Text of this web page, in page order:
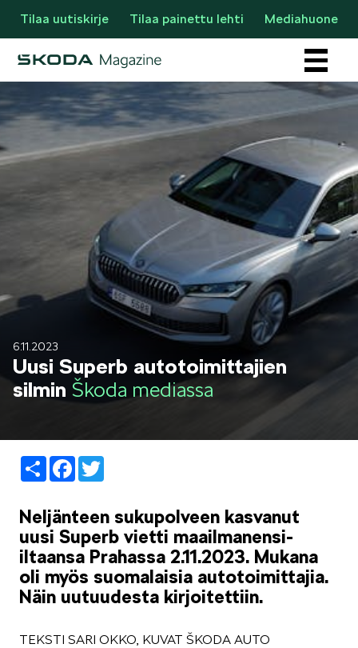
Tilaa uutiskirje Tilaa painettu lehti Mediahuone
Osastot
AJANKOHTAISTA & UUTTA
LIFESTYLE
6.11.2023
Uusi Superb autotoimittajien
silmin Škoda mediassa
ShareFacebook
Neljänteen sukupolveen kasvanut
uusi Superb vietti maailmanensi-
iltaansa Prahassa 2.11.2023. Mukana
oli myös suomalaisia autotoimittajia.
Näin uutuudesta kirjoitettiin.
TEKSTI SARI OKKO, KUVAT ŠKODA AUTO